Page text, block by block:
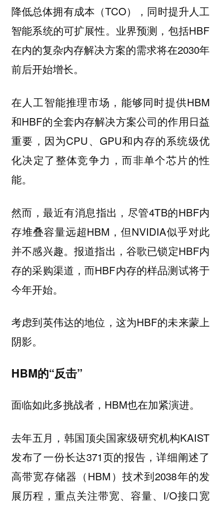
降低总体拥有成本（TCO），同时提升人工
智能系统的可扩展性。业界预测，包括HBF
在内的复杂内存解决方案的需求将在2030年
前后开始增长。
在人工智能推理市场，能够同时提供HBM
和HBF的全套内存解决方案公司的作用日益
重要，因为CPU、GPU和内存的系统级优
化决定了整体竞争力，而非单个芯片的性
能。
然而，最近有消息指出，尽管4TB的HBF内
存堆叠容量远超HBM，但NVIDIA似乎对此
并不感兴趣。报道指出，谷歌已锁定HBF内
存的采购渠道，而HBF内存的样品测试将于
今年开始。
考虑到英伟达的地位，这为HBF的未来蒙上
阴影。
HBM的“反击”
面临如此多挑战者，HBM也在加紧演进。
去年五月，韩国顶尖国家级研究机构KAIST
发布了一份长达371页的报告，详细阐述了
高带宽存储器（HBM）技术到2038年的发
展历程，重点关注带宽、容量、I/O接口宽